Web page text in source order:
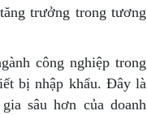
trưởng trong tương
công nghiệp trong
bị nhập khẩu. Đây là
sâu hơn của doanh